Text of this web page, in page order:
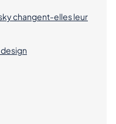
changent-elles leur